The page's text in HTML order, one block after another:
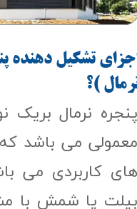
پنجره نرمال بریک
معمولی می باشد
های کاربردی می
تشکیل دهنده
)؟​​​​​​​